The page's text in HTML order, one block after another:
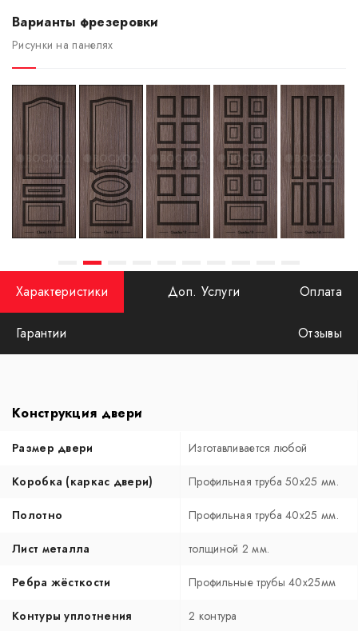
Варианты фрезеровки
Рисунки на панелях
Характеристики Доп. Услуги Оплата
Гарантии Отзывы
Конструкция двери
Размер двери Изготавливается любой
Коробка (каркас двери) Профильная труба 50х25 мм.
Полотно Профильная труба 40х25 мм.
Лист металла толщиной 2 мм.
Ребра жёсткости Профильные трубы 40х25мм
Контуры уплотнения 2 контура